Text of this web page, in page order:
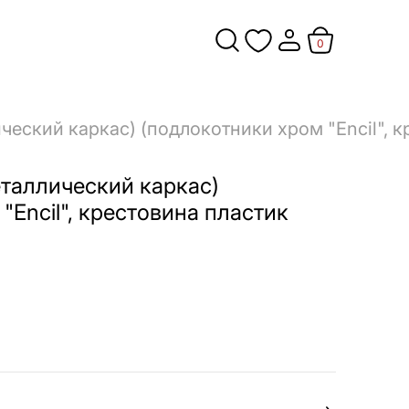
0
каркас) (подлокотники хром "Encil",
каркас)
крестовина пластик